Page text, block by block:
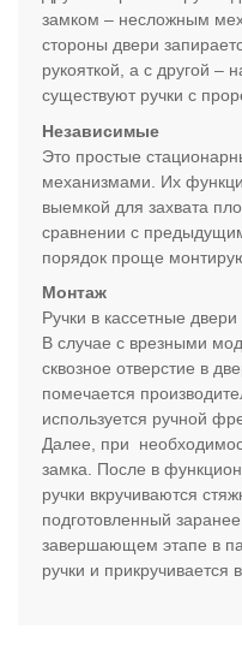
замком – несложным
стороны двери
рукояткой, а с другой –
существуют ручки с
Независимые
Это простые
механизмами. Их
выемкой для захвата
сравнении с
порядок проще
Монтаж
Ручки в кассетные
В случае с врезными
сквозное отверстие в
помечается
используется ручной
Далее, при
замка. После в
ручки вкручиваются
подготовленный
завершающем этапе в
ручки и прикручивается